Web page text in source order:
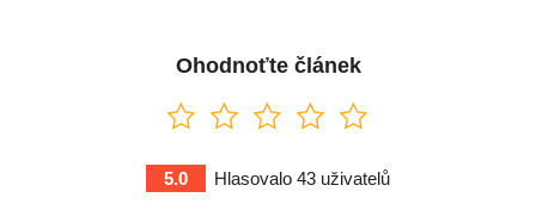
Ohodnoťte článek
5.0 Hlasovalo 43 uživatelů